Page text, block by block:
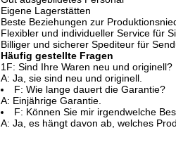
Eigene Lagerstätten
Beste Beziehungen zur
Flexibler und individueller Service für
Billiger und sicherer Spediteur für
Häufig gestellte Fragen
1F: Sind Ihre Waren neu und originell?
A: Ja, sie sind neu und originell.
F: Wie lange dauert die Garantie?
A: Einjährige Garantie.
F: Können Sie mir irgendwelche
A: Ja, es hängt davon ab, welches